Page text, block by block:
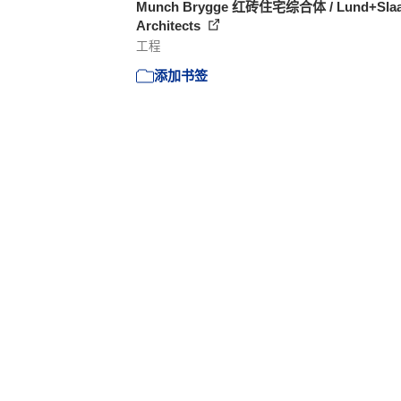
Munch Brygge 红砖住宅综合体 /
Architects
工程
添加书签